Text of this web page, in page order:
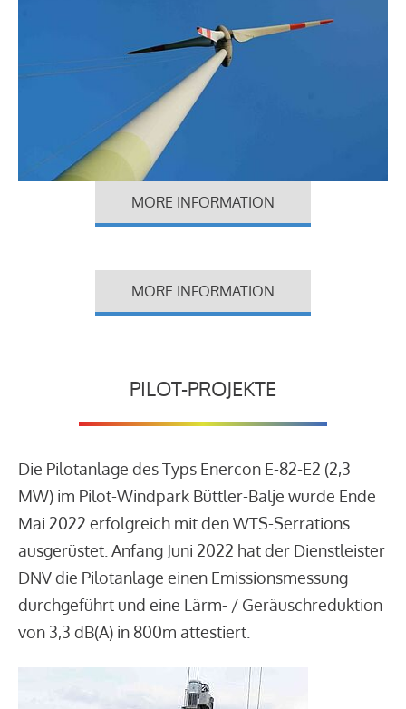
MORE INFORMATION
MORE INFORMATION
PILOT-PROJEKTE
Die Pilotanlage des Typs Enercon E-82-E2 (2,3
MW) im Pilot-Windpark Büttler-Balje wurde Ende
Mai 2022 erfolgreich mit den WTS-Serrations
ausgerüstet. Anfang Juni 2022 hat der Dienstleister
DNV die Pilotanlage einen Emissionsmessung
durchgeführt und eine Lärm- / Geräuschreduktion
von 3,3 dB(A) in 800m attestiert.